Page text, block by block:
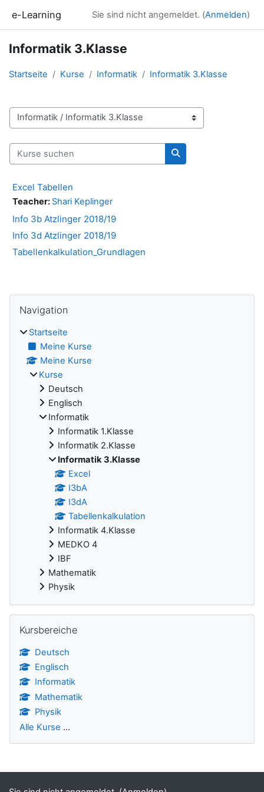
e-Learning Sie sind nicht angemeldet. (Anmelden)
Informatik 3.Klasse
Startseite Kurse Informatik Informatik 3.Klasse
Kursbereiche
Kurse suchen
Kurse suchen
Excel Tabellen
Teacher: Shari Keplinger
Info 3b Atzlinger 2018/19
Info 3d Atzlinger 2018/19
Tabellenkalkulation_Grundlagen
Blöcke
Navigation
Startseite
Meine Kurse
Meine Kurse
Kurse
Deutsch
Englisch
Informatik
Informatik 1.Klasse
Informatik 2.Klasse
Informatik 3.Klasse
Excel
I3bA
I3dA
Tabellenkalkulation
Informatik 4.Klasse
MEDKO 4
IBF
Mathematik
Physik
Kursbereiche
Deutsch
Englisch
Informatik
Mathematik
Physik
Alle Kurse ...
Ergänzungsblöcke